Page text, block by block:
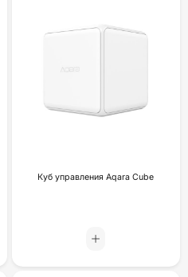
Куб управления Aqara Cube